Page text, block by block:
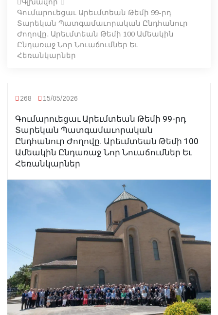
Գումարուեցաւ Արեւմտեան Թեմի 99-րդ
Տարեկան Պատգամաւորական Ընդհանուր
Ժողովը. Արեւմտեան Թեմի 100 Ամեակին
Ընդառաջ Նոր Նուաճումներ Եւ
Հեռանկարներ
268 15/05/2026
Գումարուեցաւ Արեւմտեան Թեմի 99-րդ
Տարեկան Պատգամաւորական
Ընդհանուր Ժողովը. Արեւմտեան Թեմի 100
Ամեակին Ընդառաջ Նոր Նուաճումներ Եւ
Հեռանկարներ